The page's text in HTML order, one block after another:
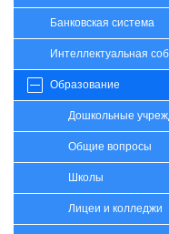
Банковская система
Интеллектуальная
Образование
Дошкольные
Общие вопросы
Школы
Лицеи и колледжи